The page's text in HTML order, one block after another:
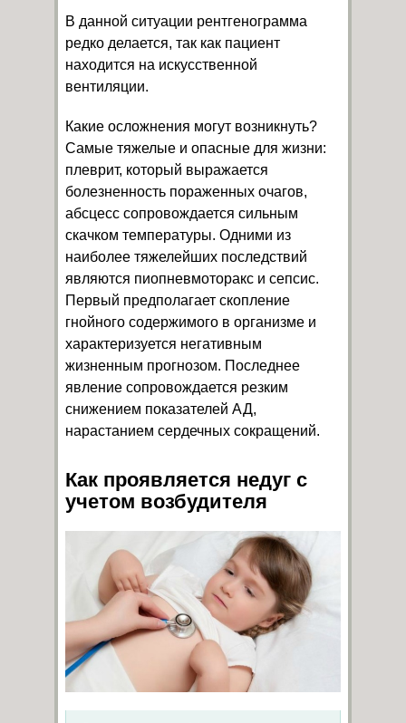
В данной ситуации рентгенограмма
редко делается, так как пациент
находится на искусственной
вентиляции.
Какие осложнения могут возникнуть?
Самые тяжелые и опасные для жизни:
плеврит, который выражается
болезненность пораженных очагов,
абсцесс сопровождается сильным
скачком температуры. Одними из
наиболее тяжелейших последствий
являются пиопневмоторакс и сепсис.
Первый предполагает скопление
гнойного содержимого в организме и
характеризуется негативным
жизненным прогнозом. Последнее
явление сопровождается резким
снижением показателей АД,
нарастанием сердечных сокращений.
Как проявляется недуг с
учетом возбудителя